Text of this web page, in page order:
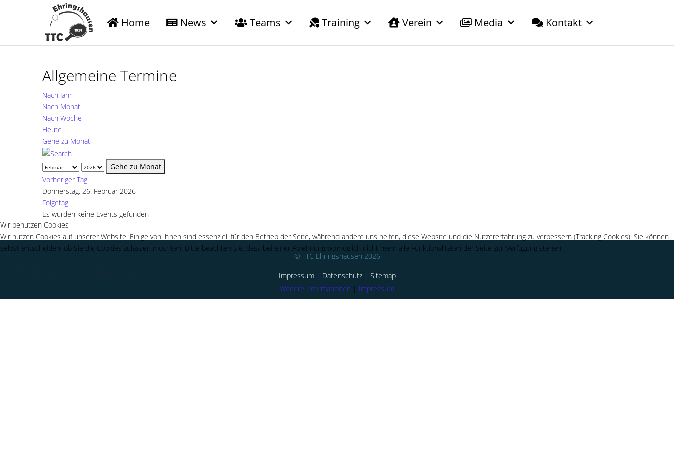
Home News Teams Training Verein Media Kontakt
Allgemeine Termine
Nach Jahr
Nach Monat
Nach Woche
Heute
Gehe zu Monat
Gehe zu Monat
Vorheriger Tag
Donnerstag, 26. Februar 2026
Folgetag
Es wurden keine Events gefunden
© TTC Ehringshausen 2026
Impressum | Datenschutz | Sitemap
Wir benutzen Cookies
Wir nutzen Cookies auf unserer Website. Einige von ihnen sind essenziell für den Betrieb der Seite, während andere uns helfen, diese Website und die Nutzererfahrung zu verbessern (Tracking Cookies). Sie können
selbst entscheiden, ob Sie die Cookies zulassen möchten. Bitte beachten Sie, dass bei einer Ablehnung womöglich nicht mehr alle Funktionalitäten der Seite zur Verfügung stehen.
Weitere Informationen | Impressum